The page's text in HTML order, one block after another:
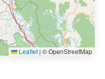
Leaflet|© OpenStreetMap